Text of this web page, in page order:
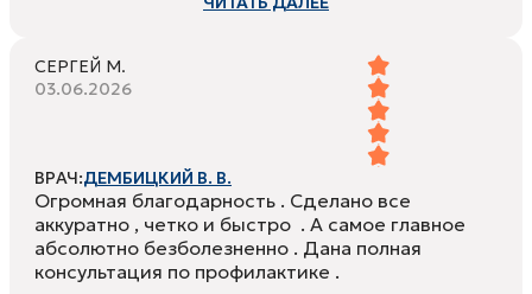
СЕРГЕЙ М.
03.06.2026
ВРАЧ:ДЕМБИЦКИЙ В. В.
Огромная благодарность . Сделано все
аккуратно , четко и быстро . А самое главное
абсолютно безболезненно . Дана полная
консультация по профилактике .